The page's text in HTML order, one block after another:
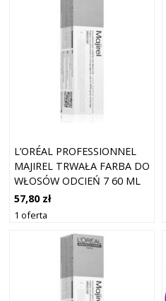
L’ORÉAL PROFESSIONNEL
MAJIREL TRWAŁA FARBA DO
WŁOSÓW ODCIEŃ 7 60 ML
57,80 zł
1 oferta